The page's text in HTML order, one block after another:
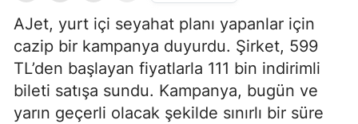
AJet, yurt içi seyahat planı yapanlar için
cazip bir kampanya duyurdu. Şirket, 599
TL’den başlayan fiyatlarla 111 bin indirimli
bileti satışa sundu. Kampanya, bugün ve
yarın geçerli olacak şekilde sınırlı bir süre